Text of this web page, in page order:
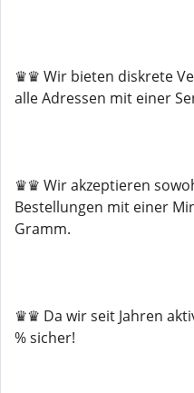
♛♛ Wir bieten diskrete
alle Adressen mit einer
♛♛ Wir akzeptieren
Bestellungen mit einer
Gramm.
♛♛ Da wir seit Jahren
% sicher!